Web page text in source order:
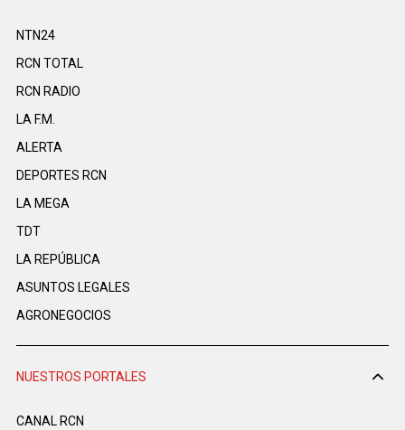
NTN24
RCN TOTAL
RCN RADIO
LA F.M.
ALERTA
DEPORTES RCN
LA MEGA
TDT
LA REPÚBLICA
ASUNTOS LEGALES
AGRONEGOCIOS
NUESTROS PORTALES
CANAL RCN